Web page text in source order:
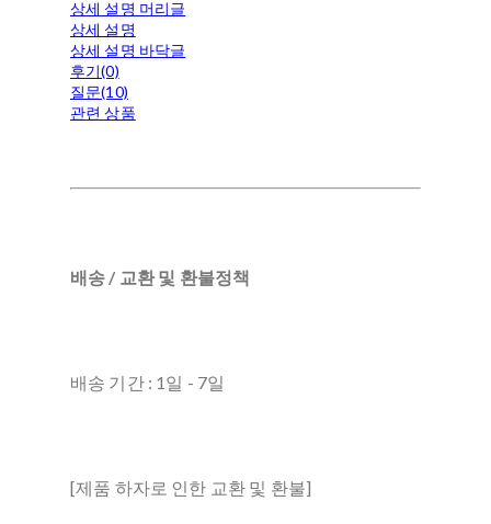
상세 설명 머리글
상세 설명
상세 설명 바닥글
후기(0)
질문(10)
관련 상품
배송 / 교환 및 환불정책
배송 기간 : 1일 - 7일
[제품 하자로 인한 교환 및 환불]